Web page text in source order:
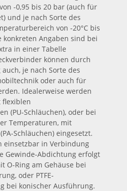
-0,95 bis 20 bar (auch für
und je nach Sorte des
von -20°C bis
konkreten Angaben sind bei
in einer Tabelle
können durch
je nach Sorte des
oder auch für
Idealerweise werden
flexiblen
(PU-Schläuchen), oder bei
Temperaturen, mit
Schläuchen) eingesetzt.
einsetzbar in Verbindung
Gewinde-Abdichtung erfolgt
O-Ring am Gehäuse bei
oder PTFE-
bei konischer Ausführung.